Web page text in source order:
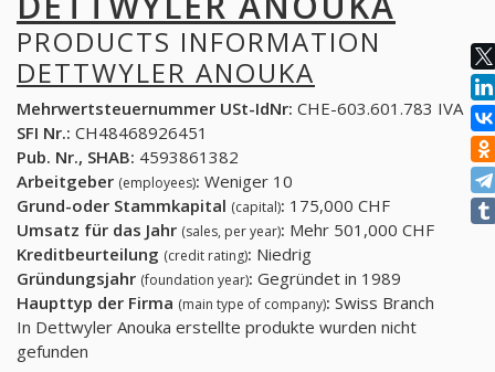
PRODUCTS INFORMATION
DETTWYLER ANOUKA
Mehrwertsteuernummer USt-IdNr: CHE-603.601.783 IVA
SFI Nr.: CH48468926451
Pub. Nr., SHAB: 4593861382
Arbeitgeber (employees): Weniger 10
Grund-oder Stammkapital (capital): 175,000 CHF
Umsatz für das Jahr (sales, per year): Mehr 501,000 CHF
Kreditbeurteilung (credit rating): Niedrig
Gründungsjahr (foundation year): Gegründet in 1989
Haupttyp der Firma (main type of company): Swiss Branch
In Dettwyler Anouka erstellte produkte wurden nicht
gefunden